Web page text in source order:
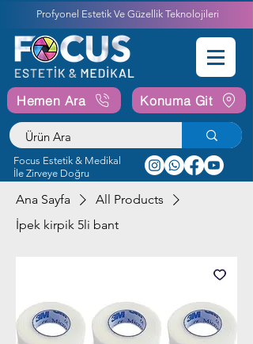
Hemen Ara Konuma Git
Focus Estetik & Medikal
İle Zirveye Doğru
Profyonel Estetik Ve Güzellik Teknolojileri
Ana Sayfa
All Products
İpek kirpik 5li bant